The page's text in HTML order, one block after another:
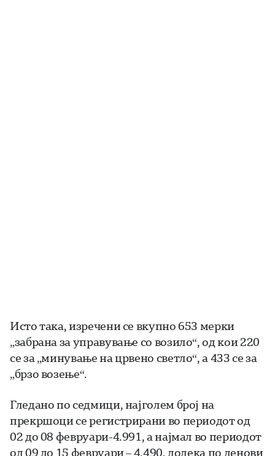
Исто така, изречени се вкупно 653 мерки
„забрана за управување со возило“, од кои 220
се за „минување на црвено светло“, а 433 се за
„брзо возење“.
Гледано по седмици, најголем број на
прекршоци се регистрирани во периодот од
02 до 08 февруари-4.991, а најмал во периодот
од 09 до 15 февруари – 4.490, додека по денови